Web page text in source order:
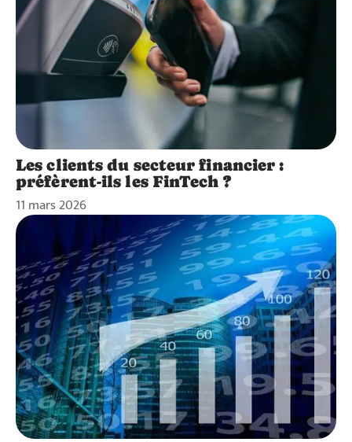
Les clients du secteur financier :
préfèrent-ils les FinTech ?
11 mars 2026